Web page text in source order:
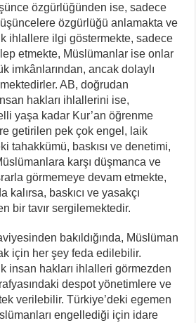
özgürlüğünden ise, sadece
özgürlüğü anlamakta ve
ihlallere ilgi göstermekte, sadece
etmekte, Müslümanlar ise onlar
imkânlarından, ancak dolaylı
AB, doğrudan
hakları ihlallerini ise,
yaşa kadar Kur’an öğrenme
getirilen pek çok engel, laik
tahakkümü, baskısı ve denetimi,
karşı düşmanca ve
görmemeye devam etmekte,
kalırsa, baskıcı ve yasakçı
bir tavır sergilemektedir.
bakıldığında, Müslüman
için her şey feda edilebilir.
insan hakları ihlalleri görmezden
despot yönetimlere ve
verilebilir. Türkiye’deki egemen
engellediği için idare